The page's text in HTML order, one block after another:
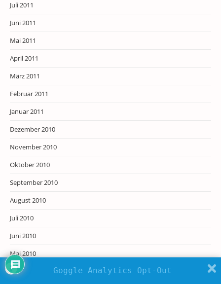
Juli 2011
Juni 2011
Mai 2011
April 2011
März 2011
Februar 2011
Januar 2011
Dezember 2010
November 2010
Oktober 2010
September 2010
August 2010
Juli 2010
Juni 2010
Mai 2010
April 2010
Goggle Analytics Opt-Out